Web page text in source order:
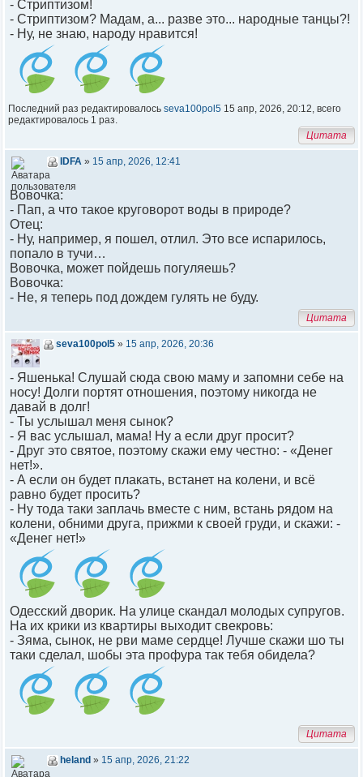
- Стриптизом!
- Стриптизом? Мадам, а... разве это... народные танцы?!
- Ну, не знаю, народу нравится!
Последний раз редактировалось seva100pol5 15 апр, 2026, 20:12, всего
редактировалось 1 раз.
Цитата
IDFA » 15 апр, 2026, 12:41
Вовочка:
- Пап, а что такое круговорот воды в природе?
Отец:
- Ну, например, я пошел, отлил. Это все испарилось,
попало в тучи…
Вовочка, может пойдешь погуляешь?
Вовочка:
- Не, я теперь под дождем гулять не буду.
Цитата
seva100pol5 » 15 апр, 2026, 20:36
- Яшенька! Слушай сюда свою маму и запомни себе на
носу! Долги портят отношения, поэтому никогда не
давай в долг!
- Ты услышал меня сынок?
- Я вас услышал, мама! Ну а если друг просит?
- Друг это святое, поэтому скажи ему честно: - «Денег
нет!».
- А если он будет плакать, встанет на колени, и всё
равно будет просить?
- Ну тода таки заплачь вместе с ним, встань рядом на
колени, обними друга, прижми к своей груди, и скажи: -
«Денег нет!»
Одесский дворик. На улице скандал молодых супругов.
На их крики из квартиры выходит свекровь:
- Зяма, сынок, не рви маме сердце! Лучше скажи шо ты
таки сделал, шобы эта профура так тебя обидела?
Цитата
heland » 15 апр, 2026, 21:22